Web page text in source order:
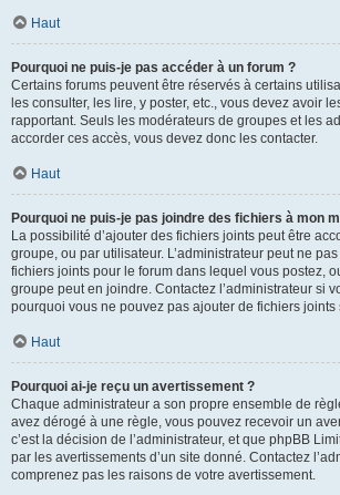
Haut
Pourquoi ne puis-je pas accéder à un forum ?
Certains forums peuvent être réservés à certains
les consulter, les lire, y poster, etc., vous devez avoir
rapportant. Seuls les modérateurs de groupes et les
accorder ces accès, vous devez donc les contacter.
Haut
Pourquoi ne puis-je pas joindre des fichiers à mon
La possibilité d’ajouter des fichiers joints peut être
groupe, ou par utilisateur. L’administrateur peut ne
fichiers joints pour le forum dans lequel vous postez,
groupe peut en joindre. Contactez l’administrateur si
pourquoi vous ne pouvez pas ajouter de fichiers joints
Haut
Pourquoi ai-je reçu un avertissement ?
Chaque administrateur a son propre ensemble de
avez dérogé à une règle, vous pouvez recevoir un
c’est la décision de l’administrateur, et que phpBB
par les avertissements d’un site donné. Contactez
comprenez pas les raisons de votre avertissement.